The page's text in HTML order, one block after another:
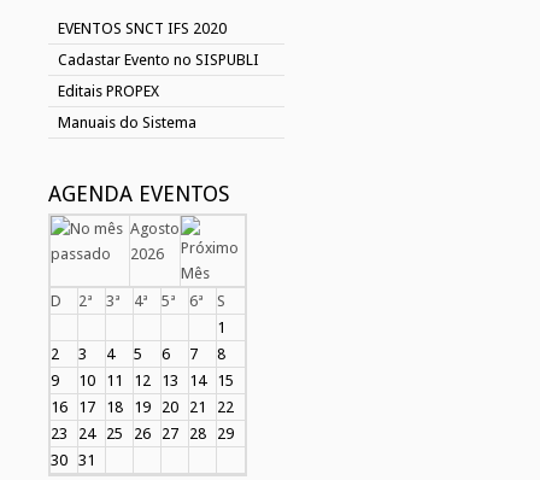
EVENTOS SNCT IFS 2020
Cadastar Evento no SISPUBLI
Editais PROPEX
Manuais do Sistema
AGENDA EVENTOS
Agosto
2026
D 2ª 3ª 4ª 5ª 6ª
S
1
2
3 4 5 6 7
8
9
10 11 12 13 14
15
16
17 18 19 20 21
22
23
24 25 26 27 28
29
30 31